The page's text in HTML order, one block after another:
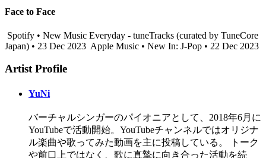
Face to Face
Spotify • New Music Everyday - tuneTracks (curated by TuneCore
Japan) • 23 Dec 2023 Apple Music • New In: J-Pop • 22 Dec 2023
Artist Profile
YuNi
バーチャルシンガーのパイオニアとして、2018年6月に
YouTubeで活動開始。YouTubeチャンネルではオリジナ
ル楽曲や歌ってみた動画を主に投稿している。 トーク
や前口上ではなく、歌に真摯に向き合った活動を続